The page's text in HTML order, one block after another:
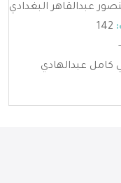
عبدالقاهر البغدادي
كامل عبدالهادي